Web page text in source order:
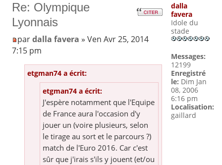
Re: Olympique
Lyonnais
pardalla favera » Ven Avr 25, 2014
7:15 pm
etgman74 a écrit:
etgman74 a écrit:
J'espère notamment que l'Equipe
de France aura l'occasion d'y
jouer un (voire plusieurs, selon
le tirage au sort et le parcours ?)
match de l'Euro 2016. Car c'est
sûr que j'irais s'ils y jouent (et/ou
dalla
favera
Idole du
stade
Messages:
12199
Enregistré
le: Dim Jan
08, 2006
6:16 pm
Localisation:
gaillard